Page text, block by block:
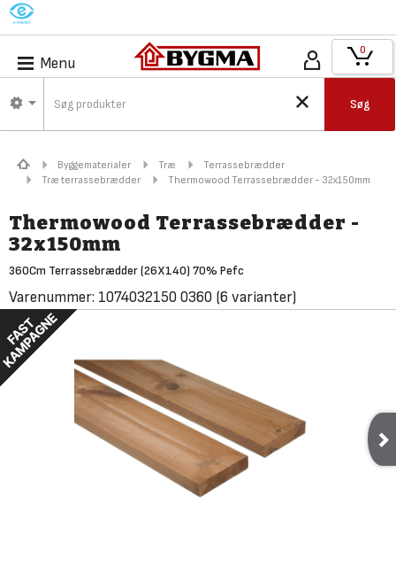
M
Menu
Søg
0
Byggematerialer Træ
Terrassebrædder
Træ terrassebrædder
Thermowood Terrassebrædder - 32x150mm
Thermowood Terrassebrædder -
32x150mm
360Cm Terrassebrædder (26X140) 70% Pefc
Varenummer: 1074032150 0360 (6 varianter)